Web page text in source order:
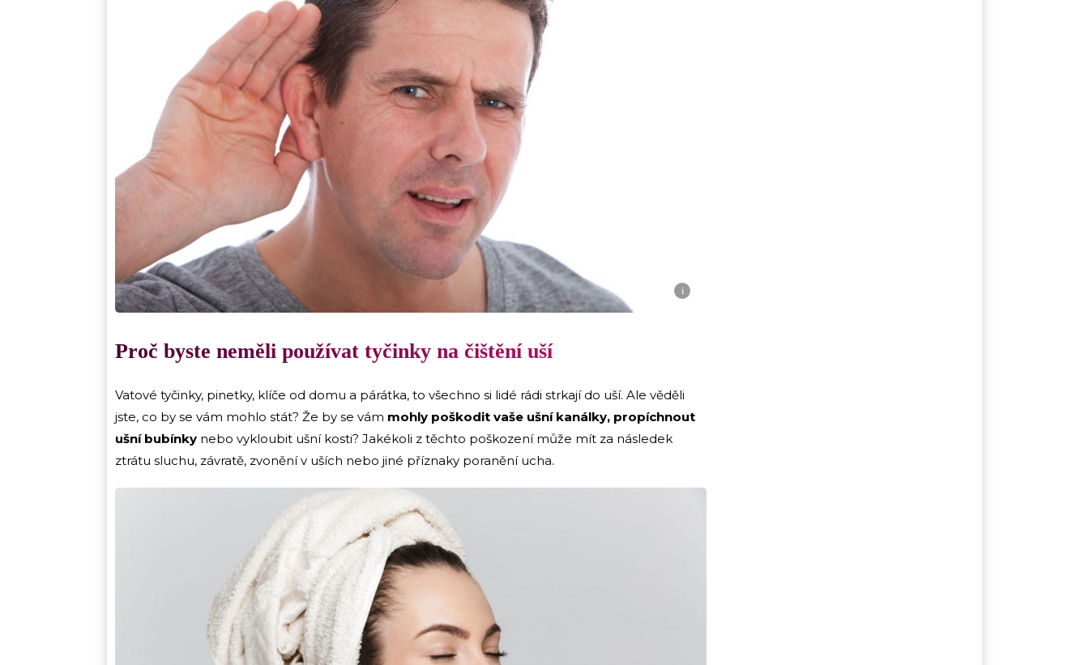
i
Proč byste neměli používat tyčinky na čištění uší
Vatové tyčinky, pinetky, klíče od domu a párátka, to všechno si lidé rádi strkají do uší. Ale věděli
jste, co by se vám mohlo stát? Že by se vám mohly poškodit vaše ušní kanálky, propíchnout
ušní bubínky nebo vykloubit ušní kosti? Jakékoli z těchto poškození může mít za následek
ztrátu sluchu, závratě, zvonění v uších nebo jiné příznaky poranění ucha.